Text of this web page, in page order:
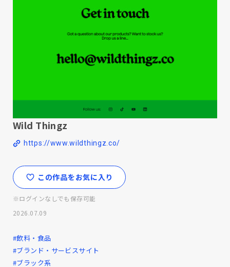
Wild Thingz
https://www.wildthingz.co/
この作品をお気に入り
※ログインなしでも保存可能
2026.07.09
#飲料・食品
#ブランド・サービスサイト
#ブラック系